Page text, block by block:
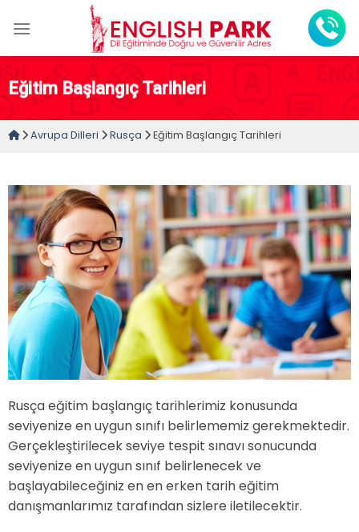
Eğitim Başlangıç Tarihleri
Avrupa Dilleri Rusça Eğitim Başlangıç Tarihleri
Rusça eğitim başlangıç tarihlerimiz konusunda
seviyenize en uygun sınıfı belirlememiz gerekmektedir.
Gerçekleştirilecek seviye tespit sınavı sonucunda
seviyenize en uygun sınıf belirlenecek ve
başlayabileceğiniz en en erken tarih eğitim
danışmanlarımız tarafından sizlere iletilecektir.